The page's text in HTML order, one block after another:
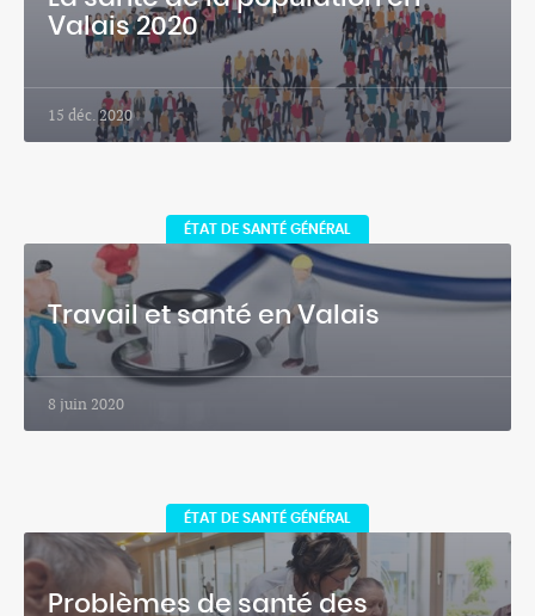
Valais 2020
15 déc. 2020
ÉTAT DE SANTÉ GÉNÉRAL
Travail et santé en Valais
8 juin 2020
ÉTAT DE SANTÉ GÉNÉRAL
Problèmes de santé des